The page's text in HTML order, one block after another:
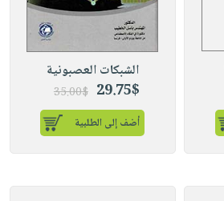
الشبكات العصبونية
29.75$
35.00$
أضف إلى الطلبية